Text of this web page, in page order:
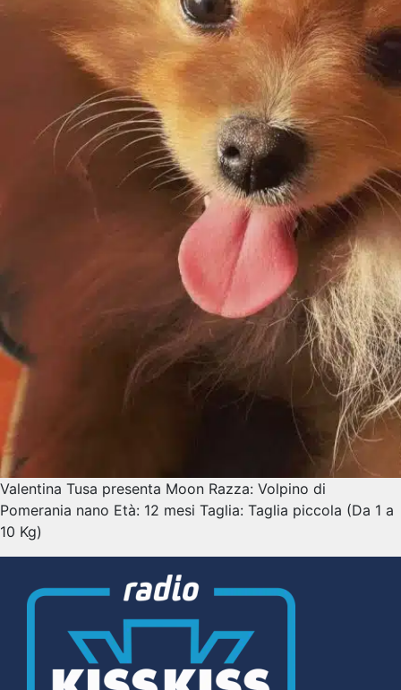
Valentina Tusa presenta Moon Razza: Volpino di
Pomerania nano Età: 12 mesi Taglia: Taglia piccola (Da 1 a
10 Kg)